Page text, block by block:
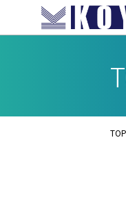
TOP